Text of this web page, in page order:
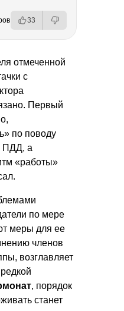
33
отмеченной
с
Первый
по поводу
ПДД, а
«работы»
по мере
меры для ее
членов
возглавляет
, порядок
станет